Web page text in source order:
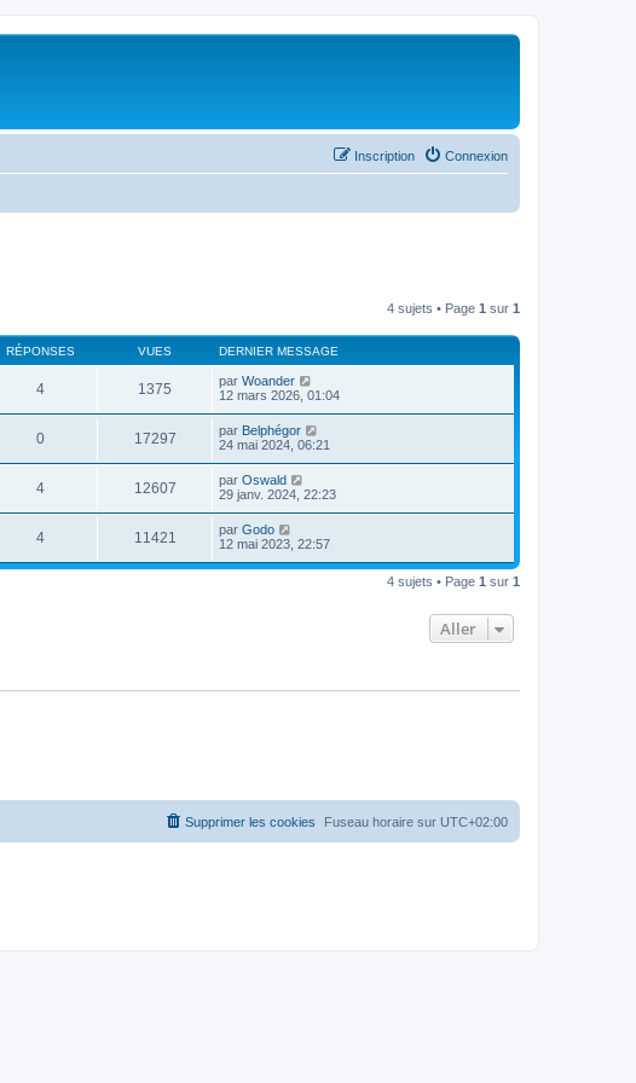
Connexion
Inscription
4 sujets • Page 1 sur 1
RÉPONSES VUES DERNIER MESSAGE
4 1375 par Woander
12 mars 2026, 01:04
0 17297 par Belphégor
24 mai 2024, 06:21
4 12607 par Oswald
29 janv. 2024, 22:23
4 11421 par Godo
12 mai 2023, 22:57
4 sujets • Page 1 sur 1
Aller
Fuseau horaire sur UTC+02:00
Supprimer les cookies